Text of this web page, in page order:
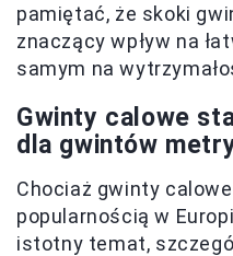
pamiętać, że skoki
znaczący wpływ na
samym na
Gwinty calowe
dla gwintów
Chociaż gwinty
popularnością w
istotny temat,